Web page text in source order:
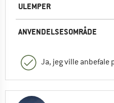
ULEMPER
ANVENDELSESOMRÅDE
Ja, jeg ville anbefale